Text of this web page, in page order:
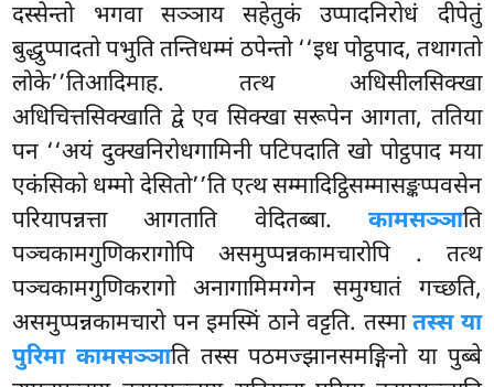
दस्सेन्तो भगवा सञ्ञाय सहेतुकं उप्पादनिरोधं दीपेतुं
बुद्धुप्पादतो पभुति तन्तिधम्मं ठपेन्तो ‘‘इध पोट्ठपाद, तथागतो
लोके’’तिआदिमाह. तत्थ अधिसीलसिक्खा
अधिचित्तसिक्खाति द्वे एव सिक्खा सरूपेन आगता, ततिया
पन ‘‘अयं दुक्खनिरोधगामिनी पटिपदाति खो पोट्ठपाद मया
एकंसिको धम्मो देसितो’’ति एत्थ सम्मादिट्ठिसम्मासङ्कप्पवसेन
परियापन्नत्ता आगताति वेदितब्बा. कामसञ्ञाति
पञ्चकामगुणिकरागोपि असमुप्पन्नकामचारोपि . तत्थ
पञ्चकामगुणिकरागो अनागामिमग्गेन समुग्घातं गच्छति,
असमुप्पन्नकामचारो पन इमस्मिं ठाने वट्टति. तस्मातस्स या
पुरिमा कामसञ्ञाति तस्स पठमज्झानसमङ्गिनो या पुब्बे